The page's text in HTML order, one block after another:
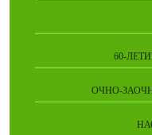
60-
ОЧНО-